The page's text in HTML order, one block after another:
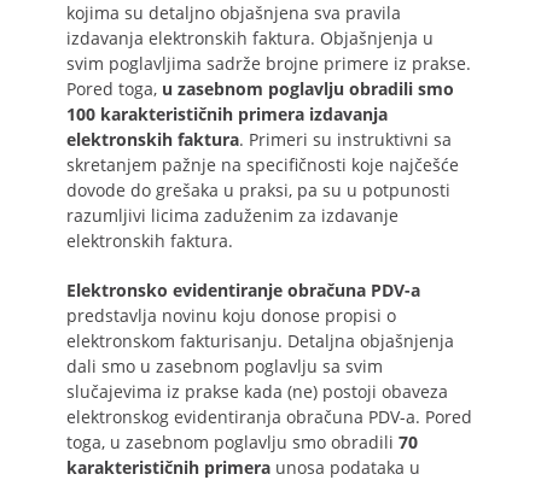
kojima su detaljno objašnjena sva pravila
izdavanja elektronskih faktura. Objašnjenja u
svim poglavljima sadrže brojne primere iz prakse.
Pored toga, u zasebnom poglavlju obradili smo
100 karakterističnih primera izdavanja
elektronskih faktura. Primeri su instruktivni sa
skretanjem pažnje na specifičnosti koje najčešće
dovode do grešaka u praksi, pa su u potpunosti
razumljivi licima zaduženim za izdavanje
elektronskih faktura.
Elektronsko evidentiranje obračuna PDV-a
predstavlja novinu koju donose propisi o
elektronskom fakturisanju. Detaljna objašnjenja
dali smo u zasebnom poglavlju sa svim
slučajevima iz prakse kada (ne) postoji obaveza
elektronskog evidentiranja obračuna PDV-a. Pored
toga, u zasebnom poglavlju smo obradili 70
karakterističnih primera unosa podataka u